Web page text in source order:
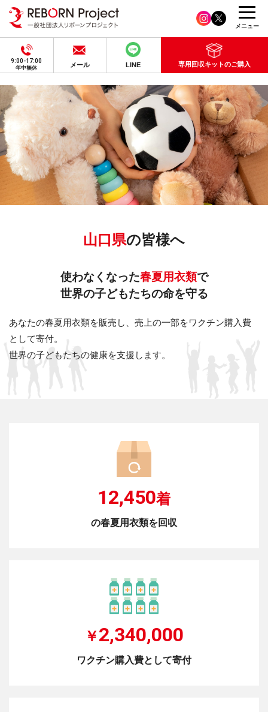
9:00-17:00
年中無休 メール LINE 専用回収キットのご購入
メニュー
山口県の皆様へ
使わなくなった春夏用衣類で
世界の子どもたちの命を守る
あなたの春夏用衣類を販売し、売上の一部をワクチン購入費
として寄付。
世界の子どもたちの健康を支援します。
12,450着
の春夏用衣類を回収
￥2,340,000
ワクチン購入費として寄付